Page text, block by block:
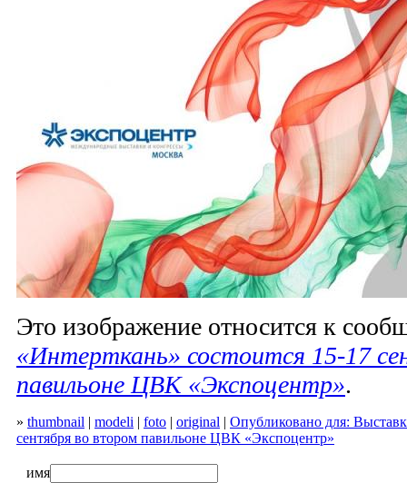
Это изображение относится к
«Интерткань» состоится 15-17
павильоне ЦВК «Экспоцентр».
» thumbnail | modeli | foto | original | Опубликовано для:
сентября во втором павильоне ЦВК «Экспоцентр»
имя